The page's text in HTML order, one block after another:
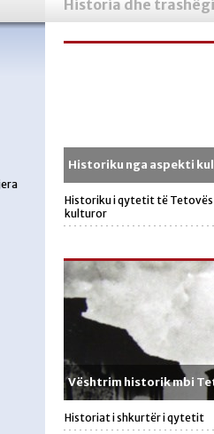
Historia dhe
Historiku nga aspekti
Historiku i qytetit të Tetovës
kulturor
Vështrim historik mbi
Historiat i shkurtër i qytetit